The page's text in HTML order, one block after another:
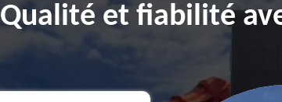
Qualité et fiabilité